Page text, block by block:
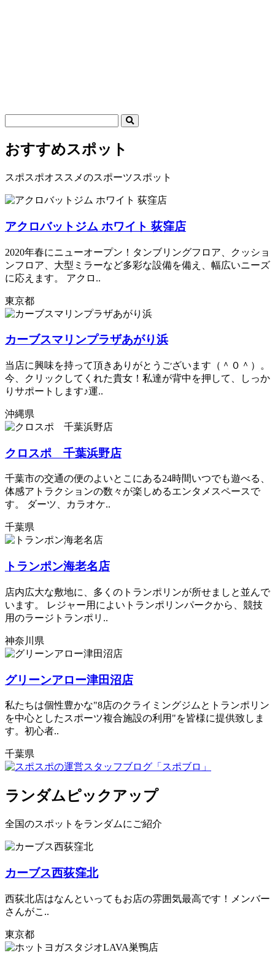
おすすめスポット
スポスポオススメのスポーツスポット
アクロバットジム ホワイト 荻窪店
2020年春にニューオープン！タンブリングフロア、クッショ
ンフロア、大型ミラーなど多彩な設備を備え、幅広いニーズ
に応えます。 アクロ..
東京都
カーブスマリンプラザあがり浜
当店に興味を持って頂きありがとうございます（＾０＾）。
今、クリックしてくれた貴女！私達が背中を押して、しっか
りサポートします♪運..
沖縄県
クロスポ 千葉浜野店
千葉市の交通の便のよいとこにある24時間いつでも遊べる、
体感アトラクションの数々が楽しめるエンタメスペースで
す。 ダーツ、カラオケ..
千葉県
トランポン海老名店
店内広大な敷地に、多くのトランポリンが所せましと並んで
います。 レジャー用によいトランポリンパークから、競技
用のラージトランポリ..
神奈川県
グリーンアロー津田沼店
私たちは個性豊かな"8店のクライミングジムとトランポリン
を中心としたスポーツ複合施設の利用"を皆様に提供致しま
す。初心者..
千葉県
ランダムピックアップ
全国のスポットをランダムにご紹介
カーブス西荻窪北
西荻北店はなんといってもお店の雰囲気最高です！メンバー
さんがこ..
東京都